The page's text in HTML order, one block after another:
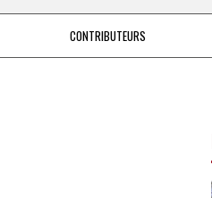
CONTRIBUTEURS